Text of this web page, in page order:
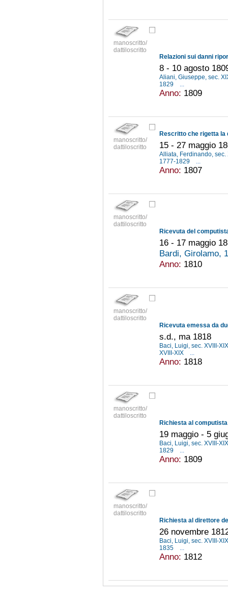
manoscritto/
dattiloscritto
8 - 10 agosto
Aliani, Giuseppe, sec.
1829
...
Anno: 1809
manoscritto/
dattiloscritto
15 - 27 maggio
Alliata, Ferdinando, sec.
1777-1829
...
Anno: 1807
manoscritto/
dattiloscritto
16 - 17 maggio
Bardi, Girolamo,
Anno: 1810
manoscritto/
dattiloscritto
s.d., ma 1818
Baci, Luigi, sec. XVIII-
XVIII-XIX
...
Anno: 1818
manoscritto/
dattiloscritto
19 maggio - 5
Baci, Luigi, sec. XVIII-
1829
Anno: 1809
manoscritto/
dattiloscritto
26 novembre
Baci, Luigi, sec. XVIII-
1835
Anno: 1812